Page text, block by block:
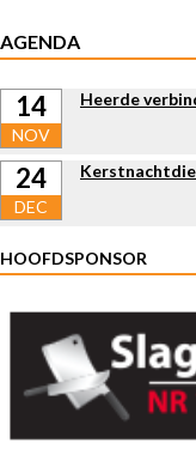
AGENDA
14
NOV
Heerde
24
DEC
HOOFDSPONSOR